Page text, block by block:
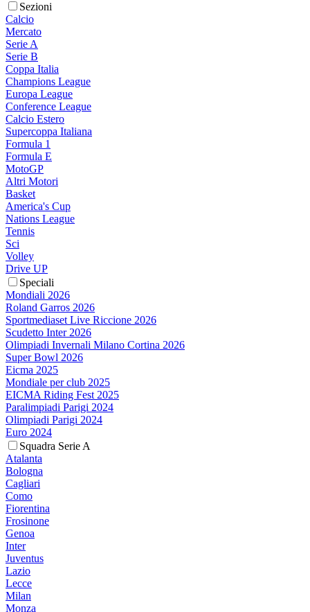
Sezioni
Calcio
Mercato
Serie A
Serie B
Coppa Italia
Champions League
Europa League
Conference League
Calcio Estero
Supercoppa Italiana
Formula 1
Formula E
MotoGP
Altri Motori
Basket
America's Cup
Nations League
Tennis
Sci
Volley
Drive UP
Speciali
Mondiali 2026
Roland Garros 2026
Sportmediaset Live Riccione 2026
Scudetto Inter 2026
Olimpiadi Invernali Milano Cortina 2026
Super Bowl 2026
Eicma 2025
Mondiale per club 2025
EICMA Riding Fest 2025
Paralimpiadi Parigi 2024
Olimpiadi Parigi 2024
Euro 2024
Squadra Serie A
Atalanta
Bologna
Cagliari
Como
Fiorentina
Frosinone
Genoa
Inter
Juventus
Lazio
Lecce
Milan
Monza